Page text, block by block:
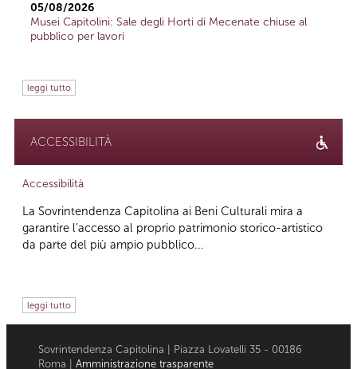
05/08/2026
Musei Capitolini: Sale degli Horti di Mecenate chiuse al
pubblico per lavori
leggi tutto
ACCESSIBILITÀ
Accessibilità
La Sovrintendenza Capitolina ai Beni Culturali mira a
garantire l’accesso al proprio patrimonio storico-artistico
da parte del più ampio pubblico...
leggi tutto
Sovrintendenza Capitolina | Piazza Lovatelli 35 - 00186
Roma | Amministrazione trasparente